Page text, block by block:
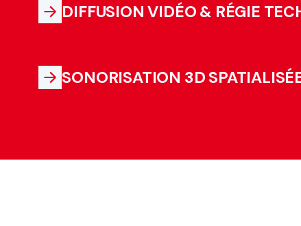
DIFFUSION VIDÉO & RÉGIE
SONORISATION 3D